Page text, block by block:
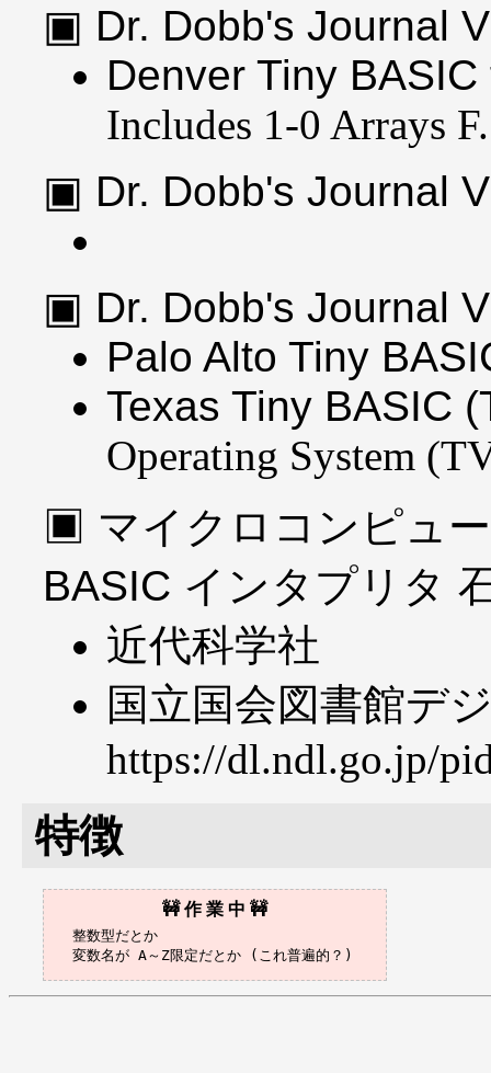
Dr. Dobb's Journal
Denver Tiny
Includes 1-0 Arrays
Dr. Dobb's Journal
Dr. Dobb's Journal
Palo Alto Tiny
Texas Tiny BASIC
Operating System
マイクロコンピュ
BASIC インタプリタ
近代科学社
国立国会図書館デ
https://dl.ndl.go.jp/
特徴
整数型だとか